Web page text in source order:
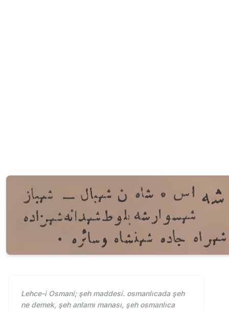
Lehce-i Osmani; şeh maddesi. osmanlıcada şeh
ne demek, şeh anlamı manası, şeh osmanlıca